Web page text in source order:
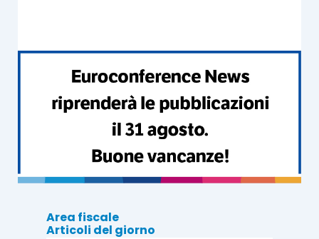
IV Incontro
Tecniche: approfondimento modelli, tecniche e
strumenti da conoscere. Scopi informativi,
elasticità, limiti e funzionamento(Parte 2)
Il Costo standard
Area fiscale
Articoli del giorno